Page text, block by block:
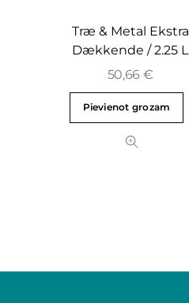
Træ & Metal Ekstra
Dækkende / 2.25 L
50,66 €
Pievienot grozam